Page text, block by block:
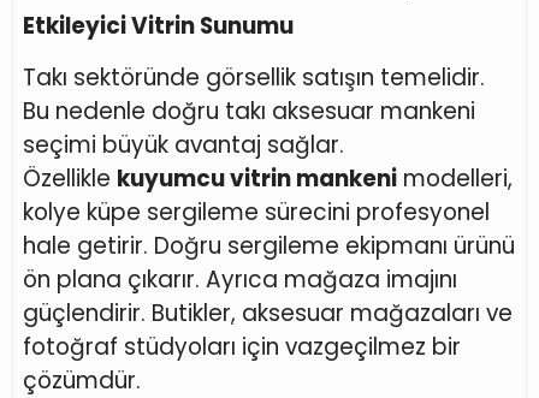
Etkileyici Vitrin Sunumu
Takı sektöründe görsellik satışın temelidir.
Bu nedenle doğru takı aksesuar mankeni
seçimi büyük avantaj sağlar.
Özellikle kuyumcu vitrin mankeni modelleri,
kolye küpe sergileme sürecini profesyonel
hale getirir. Doğru sergileme ekipmanı ürünü
ön plana çıkarır. Ayrıca mağaza imajını
güçlendirir. Butikler, aksesuar mağazaları ve
fotoğraf stüdyoları için vazgeçilmez bir
çözümdür.